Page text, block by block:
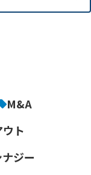
M&A
ト
ジー